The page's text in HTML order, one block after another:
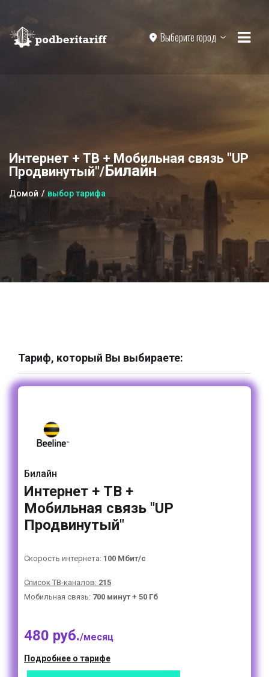
Выберите город
Интернет + ТВ + Мобильная связь "UP
Продвинутый"/Билайн
Домой выбор тарифа
Тариф, который Вы выбираете:
Билайн
Интернет + ТВ +
Мобильная связь "UP
Продвинутый"
Скорость интернета: 100 Мбит/с
Список ТВ-каналов: 215
Мобильная связь: 700 минут + 50 Гб
480 руб./месяц
Подробнее о тарифе